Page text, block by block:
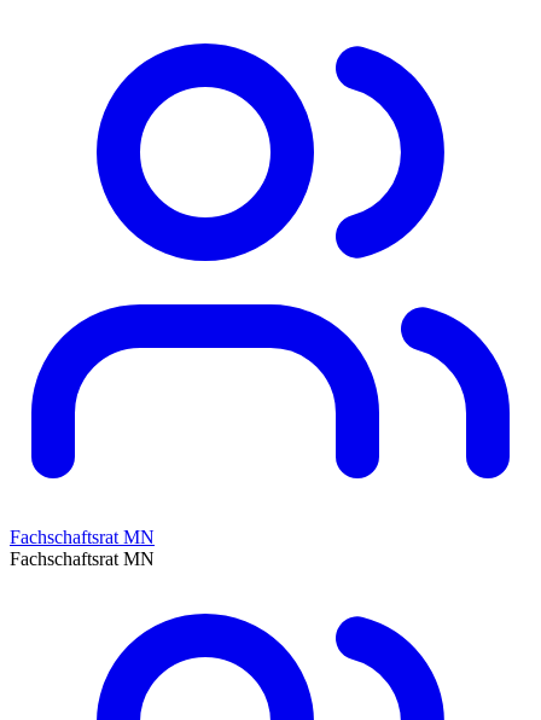
Fachschaftsrat MN
Fachschaftsrat MN